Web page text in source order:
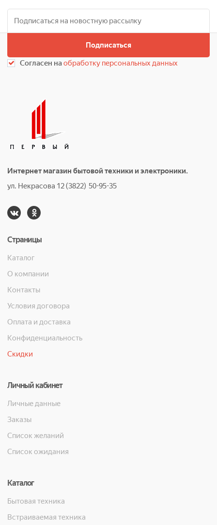
Подписаться
Согласен наобработку персональных данных
Интернет магазин бытовой техники и электроники.
ул. Некрасова 12 (3822) 50-95-35
Страницы
Каталог
О компании
Контакты
Условия договора
Оплата и доставка
Конфиденциальность
Скидки
Личный кабинет
Личные данные
Заказы
Список желаний
Список ожидания
Каталог
Бытовая техника
Встраиваемая техника